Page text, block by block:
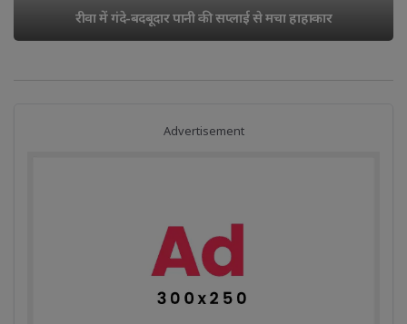
रीवा में गंदे-बदबूदार पानी की सप्लाई से मचा हाहाकार
Advertisement